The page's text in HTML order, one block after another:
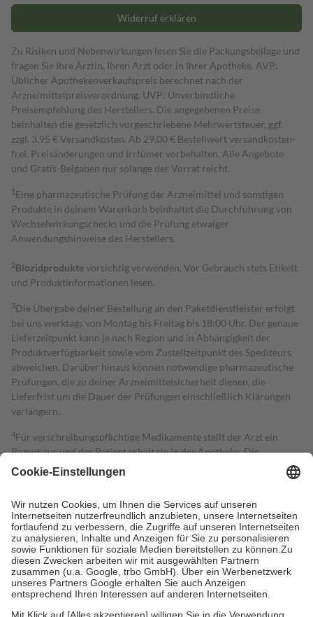
Widerruf erklären
Zu Risiken und Nebenwirkungen lesen Sie die Packungsbeilage und
fragen Sie Ihre Ärztin, Ihren Arzt oder in Ihrer Apotheke. AVP:
Üblicher Apothekenverkaufspreis berechnet nach der
Arzneimittelpreisverordnung. UVP: Unverbindliche
Preisempfehlung des Herstellers. Die angegebenen Preise
beinhalten die gesetzlich vorgeschriebene Mehrwertsteuer, ggf.
zzgl. 3,95 € Versandkosten. Ab 29,00 € Bestell­wert versand­kosten­
frei. Preisänderungen und Irrtümer vorbehalten. Alle Angebote
und Gratis-Beigaben nur solange der Vorrat reicht.
1 Eine pharmazeutische Prüfung der Arzneimittel und sonstigen
Produkte in deinem Warenkorb beinhaltet die Durchführung von
Wechselwirkungschecks und die Prüfung etwaiger
Anwendungshinweise des Herstellers.
2Biozidproduktevorsichtig verwenden. Vor Gebrauch stets Etikett
und Produktinformationen lesen.
3Die Übergabe deiner Bestellung an den Paketdienstleister erfolgt
bei uns werktags von Montag bis Freitag bis 18:00 Uhr. Der genaue
Lieferzeitpunkt kann je nach Region und in Abhängigkeit der
Produktverfügbarkeit sowie vom Zustellzeitpunkt des Spediteurs
abweichen. Darüber hinaus können notwendige pharmazeutische
Prüfungen, die zu deiner Arzneimittelsicherheit dienen, die
Lieferfrist um die Dauer der Prüfungen einschließlich Klärungen
verlängern.
4Für verschreibungspflichtige Medikamente stellt der Arzt ein
Rezept aus und der Patient erhält sie in der Apotheke. Die
gesetzliche Krankenversicherung übernimmt in der Regel die
Kosten dafür, der Versicherte trägt einen Teil davon als Zuzahlung
Grundsätzlich leisten Mitglieder Zuzahlungen in Höhe von zehn
Prozent des Abgabepreises,mindestens jedochfünf Euround
höchstens zehn Euro.Es sind jedoch nie mehr als die tatsächlichen
Kosten der Leistung zu entrichten.
Diese Regeln gelten grundsätzlich auch für Online-Apotheken.
Bei Heilmitteln und häuslicher Krankenpflege beträgt die
Zuzahlung zehn Prozent der Kosten sowie zehn Euro je
Verordnung.